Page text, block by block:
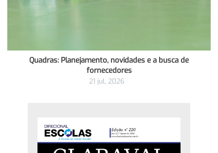
Quadras: Planejamento, novidades e a busca de
fornecedores
21 jul, 2026